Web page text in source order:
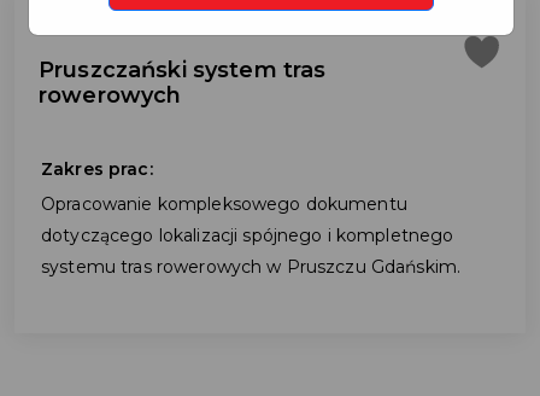
Pruszczański system tras
rowerowych
Zakres prac:
Opracowanie kompleksowego dokumentu
dotyczącego lokalizacji spójnego i kompletnego
systemu tras rowerowych w Pruszczu Gdańskim.